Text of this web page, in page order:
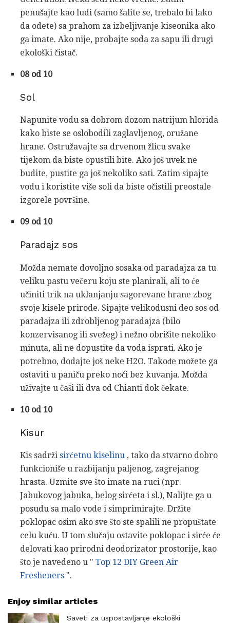
penušajte kao ludi (samo šalite se, trebalo bi lako
da odete) sa prahom za izbeljivanje kiseonika ako
ga imate. Ako nije, probajte soda za sapu ili drugi
ekološki čistač.
08 od 10
Sol
Napunite vodu sa dobrom dozom natrijum hlorida
kako biste se oslobodili zaglavljenog, oružane
hrane. Ostružavajte sa drvenom žlicu svake
tijekom da biste opustili bite. Ako još uvek ne
budite, pustite ga još nekoliko sati. Zatim sipajte
vodu i koristite više soli da biste očistili preostale
izgorele površine.
09 od 10
Paradajz sos
Možda nemate dovoljno sosaka od paradajza za tu
veliku pastu večeru koju ste planirali, ali to će
učiniti trik na uklanjanju sagorevane hrane zbog
svoje kisele prirode. Sipajte velikodusni deo sos od
paradajza ili zdrobljenog paradajza (bilo
konzervisanog ili svežeg) i nežno obrišite nekoliko
minuta, ali ne dopustite da voda isprati. Ako je
potrebno, dodajte još neke H2O. Takođe možete ga
ostaviti u paniču preko noći bez kuvanja. Možda
uživajte u čaši ili dva od Chianti dok čekate.
10 od 10
Kisur
Kis sadrži sirćetnu kiselinu , tako da stvarno dobro
funkcioniše u razbijanju paljenog, zagrejanog
hrasta. Uzmite sve što imate na ruci (npr.
Jabukovog jabuka, belog sirćeta i sl.), Nalijte ga u
posudu sa malo vode i simprimirajte. Držite
poklopac osim ako sve što ste spalili ne propuštate
celu kuću. U tom slučaju ostavite poklopac i sirće će
delovati kao prirodni deodorizator prostorije, kao
što je navedeno u " Top 12 DIY Green Air
Fresheners ".
Enjoy similar articles
Saveti za uspostavljanje ekološki